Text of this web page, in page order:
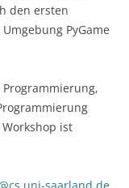
den ersten
PyGame
ist